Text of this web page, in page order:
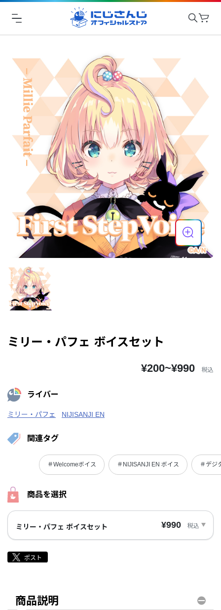
ミリー・パフェ ボイスセット
¥200~¥990 税込
ライバー
ミリー・パフェ NIJISANJI EN
関連タグ
＃Welcomeボイス ＃NIJISANJI EN ボイス ＃デジ
商品を選択
ミリー・パフェ ボイスセット ¥990 税込
商品説明